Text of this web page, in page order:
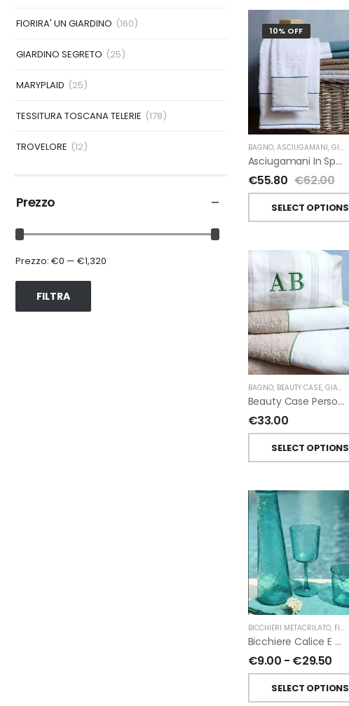
FIORIRA' UN GIARDINO (160)
GIARDINO SEGRETO (25)
MARYPLAID (25)
TESSITURA TOSCANA TELERIE (178)
TROVELORE (12)
Prezzo
FILTRA
Prezzo: €0 — €1,320
10% OFF
BAGNO, ASCIUGAMANI, GIARDINO SEGRETO
Asciugamani In Spugna E Lino Di Giardino Segreto
€55.80 €62.00
SELECT OPTIONS
BAGNO, BEAUTY CASE, GIARDINO SEGRETO
Beauty Case Personalizzati In Lino Rigato Giardino Segreto
€33.00
SELECT OPTIONS
BICCHIERI METACRILATO, FIORIRA' UN GIARDINO
Bicchiere Calice E Bottiglia Metacrilati Effetto Martellato Turchese Di Fiorirà Un Giardino
€9.00 - €29.50
SELECT OPTIONS